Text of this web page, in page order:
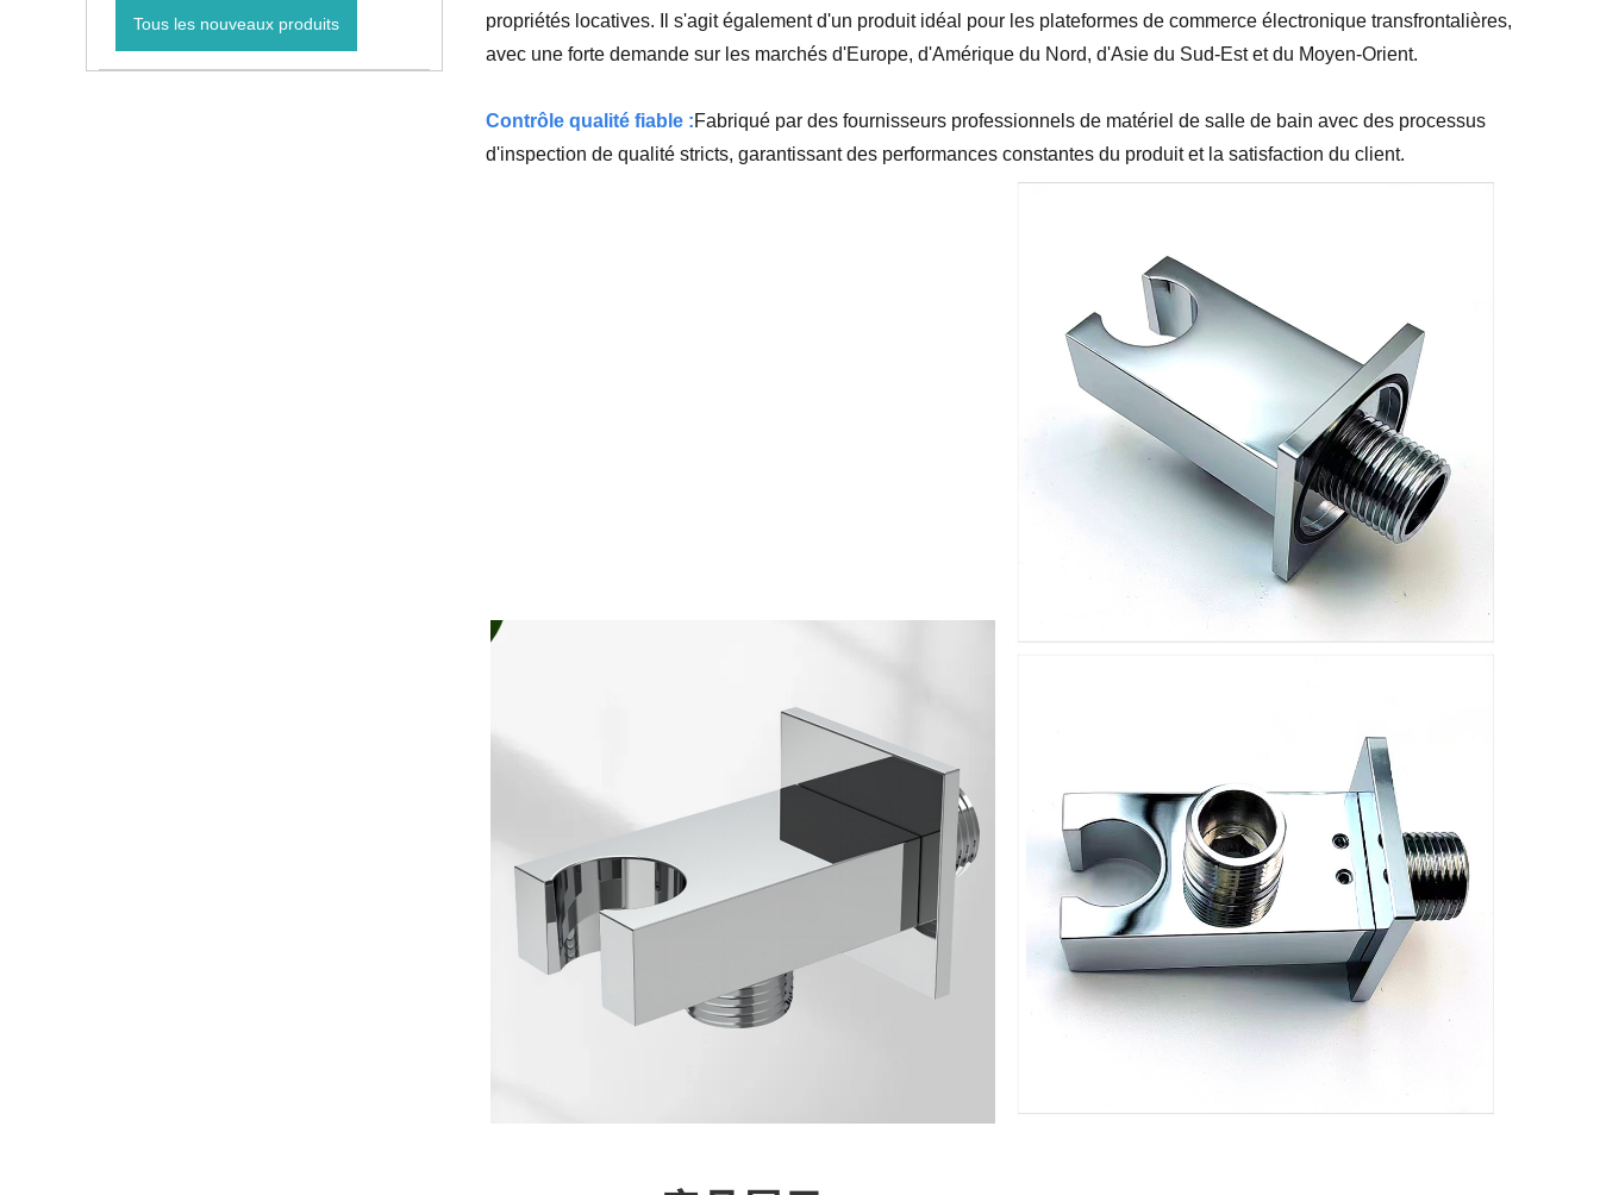
Tous les nouveaux produits
propriétés locatives. Il s'agit également d'un produit idéal pour les plateformes de commerce électronique transfrontalières,
avec une forte demande sur les marchés d'Europe, d'Amérique du Nord, d'Asie du Sud-Est et du Moyen-Orient.
Contrôle qualité fiable :Fabriqué par des fournisseurs professionnels de matériel de salle de bain avec des processus
d'inspection de qualité stricts, garantissant des performances constantes du produit et la satisfaction du client.